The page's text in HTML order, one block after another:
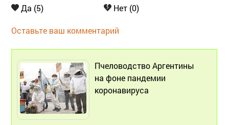
Да (5) Нет (0)
Оставьте ваш комментарий
Пчеловодство Аргентины
на фоне пандемии
коронавируса